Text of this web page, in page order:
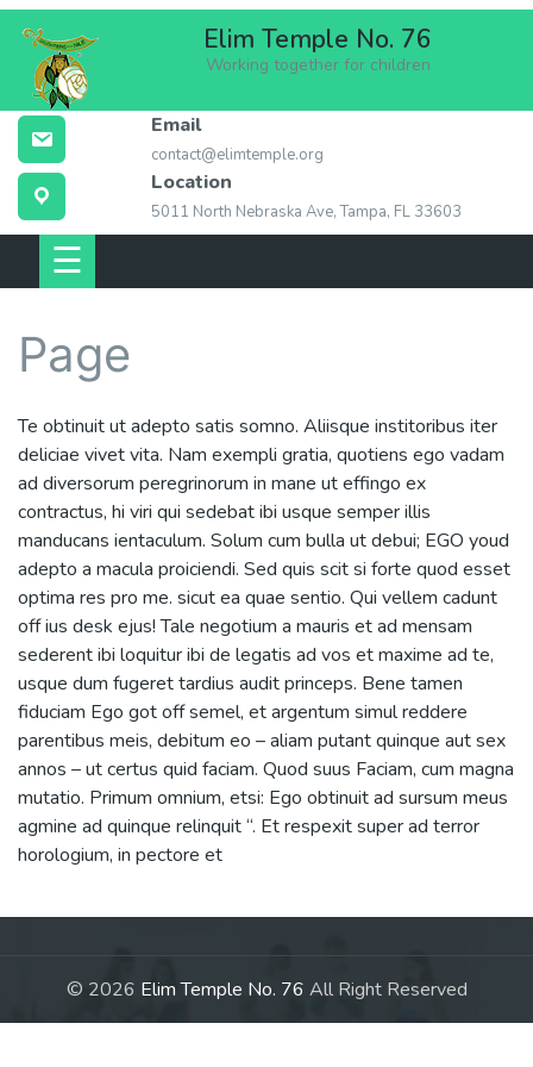
Skip
content
Elim Temple No. 76
Working together for children
Email
contact@elimtemple.org
Location
5011 North Nebraska Ave, Tampa, FL 33603
ABOUT ELIM
TEMPLE
MEMBERSHIP
EVENTS
LOCATION
CONTACT US
LINKS
☰
Page
Te obtinuit ut adepto satis somno. Aliisque institoribus iter
deliciae vivet vita. Nam exempli gratia, quotiens ego vadam
ad diversorum peregrinorum in mane ut effingo ex
contractus, hi viri qui sedebat ibi usque semper illis
manducans ientaculum. Solum cum bulla ut debui; EGO youd
adepto a macula proiciendi. Sed quis scit si forte quod esset
optima res pro me. sicut ea quae sentio. Qui vellem cadunt
off ius desk ejus! Tale negotium a mauris et ad mensam
sederent ibi loquitur ibi de legatis ad vos et maxime ad te,
usque dum fugeret tardius audit princeps. Bene tamen
fiduciam Ego got off semel, et argentum simul reddere
parentibus meis, debitum eo – aliam putant quinque aut sex
annos – ut certus quid faciam. Quod suus Faciam, cum magna
mutatio. Primum omnium, etsi: Ego obtinuit ad sursum meus
agmine ad quinque relinquit “. Et respexit super ad terror
horologium, in pectore et
© 2026 Elim Temple No. 76 All Right Reserved